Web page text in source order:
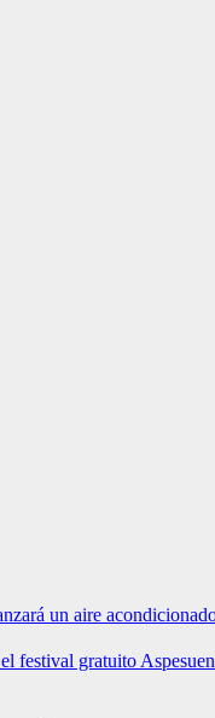
un aire
festival gratuito